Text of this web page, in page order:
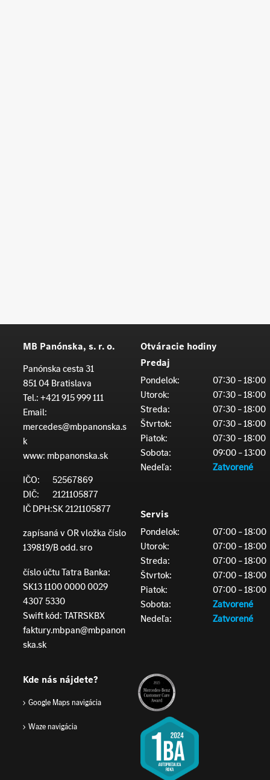
MB Panónska, s. r. o.
Panónska cesta 31
851 04 Bratislava
Tel.:+421 915 999 111
Email:
mercedes@mbpanonska.s
k
www: mbpanonska.sk
IČO:
52567869
DIČ:
2121105877
IČ DPH:SK 2121105877
zapísaná v OR vložka číslo
139819/B odd. sro
číslo účtu Tatra Banka:
SK13 1100 0000 0029
4307 5330
Swift kód: TATRSKBX
faktury.mbpan@mbpanon
ska.sk
Otváracie hodiny
Predaj
Pondelok:
07:30 – 18:00
Utorok:
07:30 – 18:00
Streda:
07:30 – 18:00
Štvrtok:
07:30 – 18:00
Piatok:
07:30 – 18:00
Sobota:
09:00 – 13:00
Nedeľa:
Zatvorené
Servis
Pondelok:
07:00 – 18:00
Utorok:
07:00 – 18:00
Streda:
07:00 – 18:00
Štvrtok:
07:00 – 18:00
Piatok:
07:00 – 18:00
Sobota:
Zatvorené
Nedeľa:
Zatvorené
Kde nás nájdete?
Google Maps navigácia
Waze navigácia